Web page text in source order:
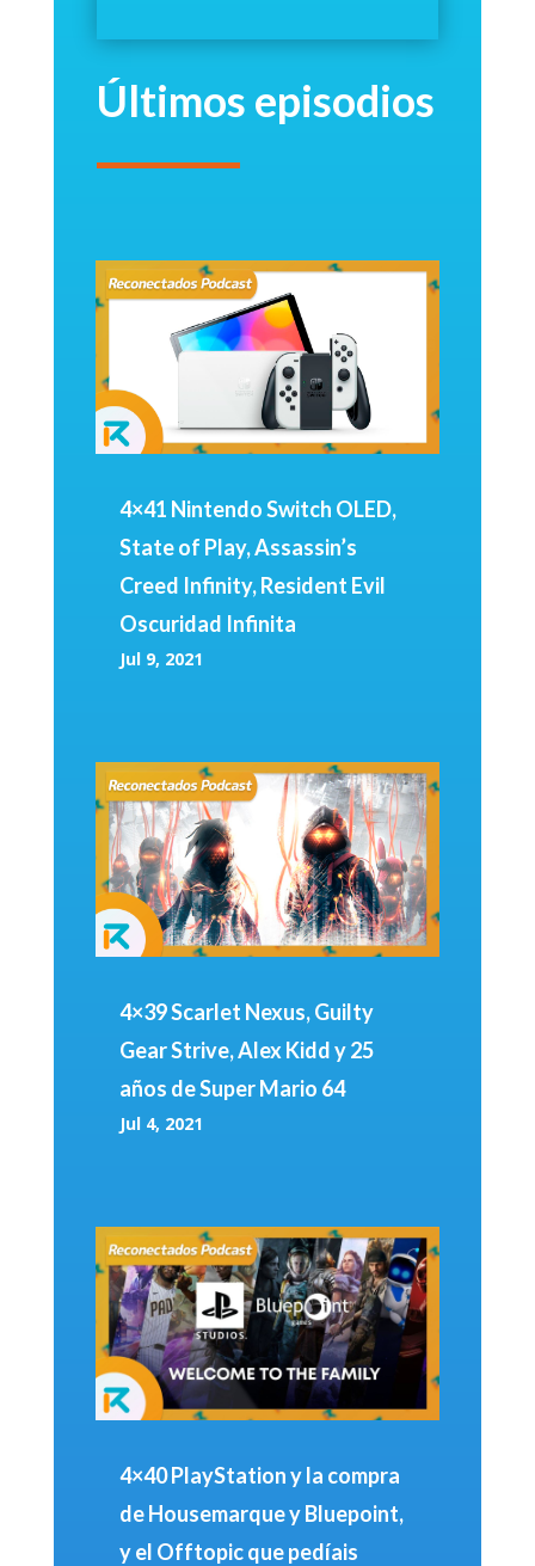
Últimos episodios
4×41 Nintendo Switch OLED,
State of Play, Assassin’s
Creed Infinity, Resident Evil
Oscuridad Infinita
Jul 9, 2021
4×39 Scarlet Nexus, Guilty
Gear Strive, Alex Kidd y 25
años de Super Mario 64
Jul 4, 2021
4×40 PlayStation y la compra
de Housemarque y Bluepoint,
y el Offtopic que pedíais